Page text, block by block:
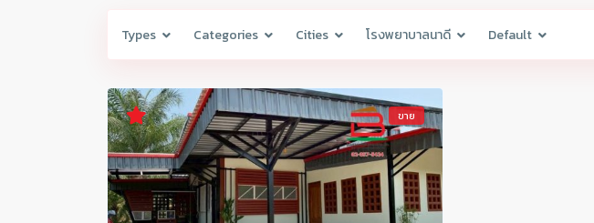
Types Categories Cities โรงพยาบาลนาดี Default
ขาย